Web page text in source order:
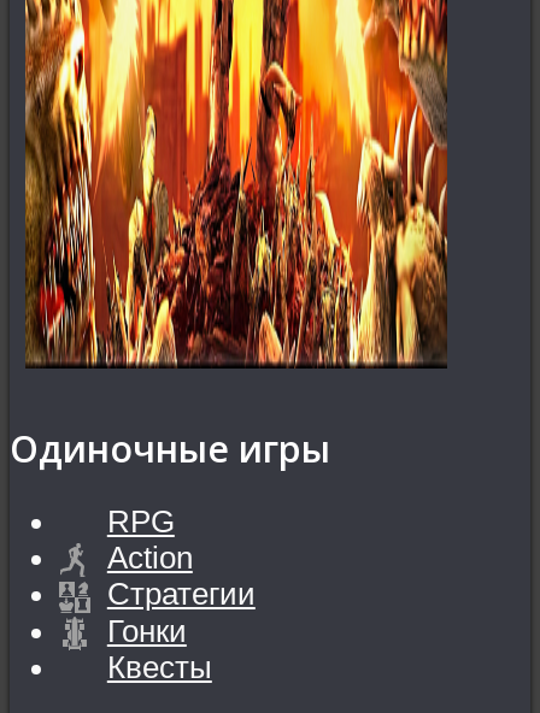
Одиночные игры
RPG
Action
Стратегии
Гонки
Квесты